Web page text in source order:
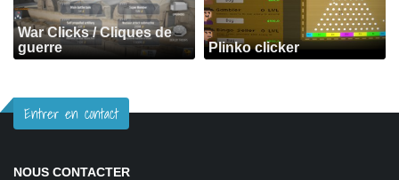
War Clicks / Cliques de
guerre
Plinko clicker
Entrer en contact
NOUS CONTACTER